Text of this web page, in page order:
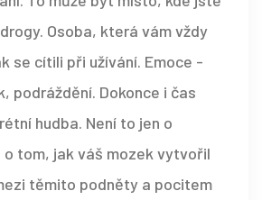
Osoba, která vám vždy
se cítili při užívání. Emoce -
podráždění. Dokonce i čas
hudba. Není to jen o
tom, jak váš mozek vytvořil
těmito podněty a pocitem